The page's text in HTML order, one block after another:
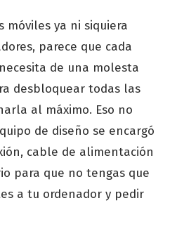
móviles ya ni siquiera
parece que cada
de una molesta
desbloquear todas las
al máximo. Eso no
de diseño se encargó
cable de alimentación
para que no tengas que
a tu ordenador y pedir